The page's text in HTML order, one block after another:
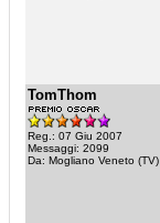
TomThom
Reg.: 07 Giu 2007
Messaggi: 2099
Da: Mogliano Veneto (TV)